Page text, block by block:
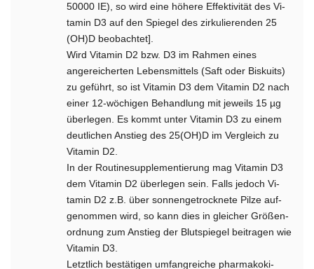
50000 IE), so wird eine höhere Effektivität des Vi­
tamin D3 auf den Spiegel des zirkulierenden 25
(OH)D beobachtet].
Wird Vitamin D2 bzw. D3 im Rahmen eines
angereicherten Lebensmittels (Saft oder Biskuits)
zu­ geführt, so ist Vitamin D3 dem Vitamin D2 nach
einer 12-wöchigen Behandlung mit jeweils 15 µg
überlegen. Es kommt unter Vitamin D3 zu einem
deutlichen Anstieg des 25(OH)D im Vergleich zu
Vitamin D2.
In der Routinesupplementierung mag Vitamin D3
dem Vitamin D2 überlegen sein. Falls jedoch Vi­
tamin D2 z.B. über sonnengetrocknete Pilze auf­
genommen wird, so kann dies in gleicher Größen­
ordnung zum Anstieg der Blutspiegel beitragen wie
Vitamin D3.
Letztlich bestätigen umfangreiche pharmakoki­